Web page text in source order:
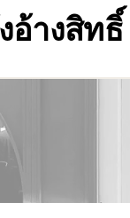
อ้างสิทธิ์